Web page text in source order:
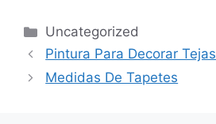
Categories
Uncategorized
Pintura Para Decorar Tejas
Medidas De Tapetes